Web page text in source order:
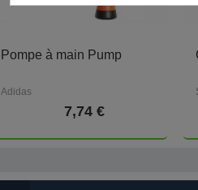
Pompe à main Pump
Adidas
7,74 €